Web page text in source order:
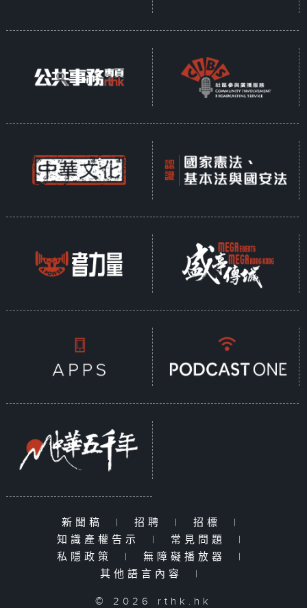
新聞稿 | 招聘 | 招標
|
知識產權告示
| 常見問題
|
私隱政策
| 無障礙播放器
|
其他語言內容
|
© 2026 rthk.hk